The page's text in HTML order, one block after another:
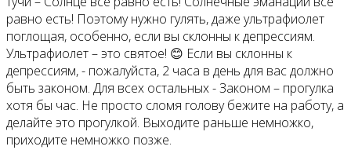
равно есть! Поэтому нужно гулять, даже ультрафиолет
поглощая, особенно, если вы склонны к депрессиям.
Ультрафиолет – это святое! 😊 Если вы склонны к
депрессиям, - пожалуйста, 2 часа в день для вас должно
быть законом. Для всех остальных - Законом – прогулка
хотя бы час. Не просто сломя голову бежите на работу, а
делайте это прогулкой. Выходите раньше немножко,
приходите немножко позже.